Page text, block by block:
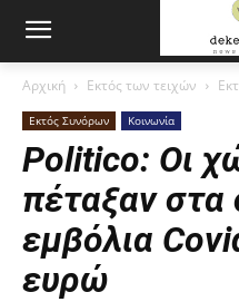
Αρχική Εκτός των τειχών
Εκτός Συνόρων Κοινωνία
Politico: Οι
πέταξαν στα
εμβόλια
ευρώ